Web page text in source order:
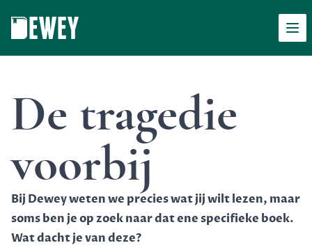
De tragedie
voorbij
Bij Dewey weten we precies wat jij wilt lezen, maar
soms ben je op zoek naar dat ene specifieke boek.
Wat dacht je van deze?